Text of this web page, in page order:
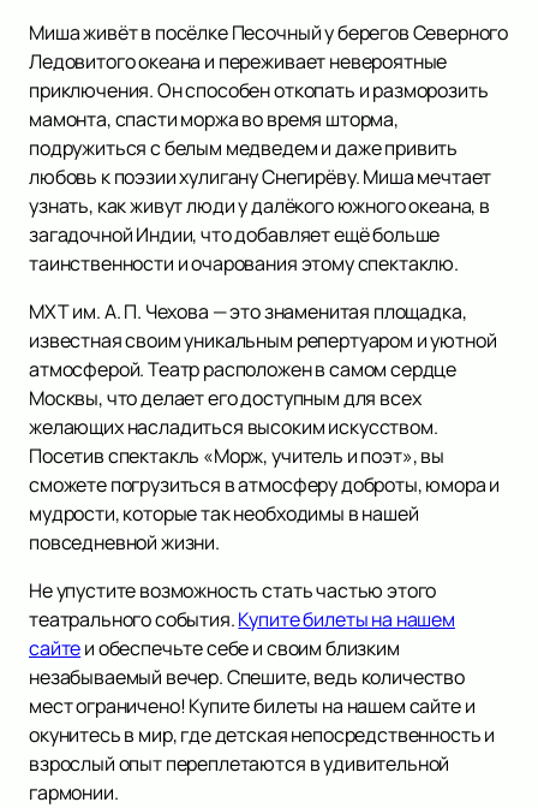
Миша живёт в посёлке Песочный у берегов Северного
Ледовитого океана и переживает невероятные
приключения. Он способен откопать и разморозить
мамонта, спасти моржа во время шторма,
подружиться с белым медведем и даже привить
любовь к поэзии хулигану Снегирёву. Миша мечтает
узнать, как живут люди у далёкого южного океана, в
загадочной Индии, что добавляет ещё больше
таинственности и очарования этому спектаклю.
МХТ им. А. П. Чехова — это знаменитая площадка,
известная своим уникальным репертуаром и уютной
атмосферой. Театр расположен в самом сердце
Москвы, что делает его доступным для всех
желающих насладиться высоким искусством.
Посетив спектакль «Морж, учитель и поэт», вы
сможете погрузиться в атмосферу доброты, юмора и
мудрости, которые так необходимы в нашей
повседневной жизни.
Не упустите возможность стать частью этого
театрального события.Купите билеты на нашем
сайтеи обеспечьте себе и своим близким
незабываемый вечер. Спешите, ведь количество
мест ограничено! Купите билеты на нашем сайте и
окунитесь в мир, где детская непосредственность и
взрослый опыт переплетаются в удивительной
гармонии.